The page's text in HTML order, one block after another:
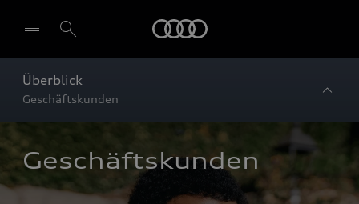
Überblick
Geschäftskunden
Geschäftskunden